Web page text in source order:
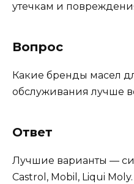
утечкам и
Вопрос
Какие бренды масел
обслуживания лучше
Ответ
Лучшие варианты —
Castrol, Mobil, Liqui